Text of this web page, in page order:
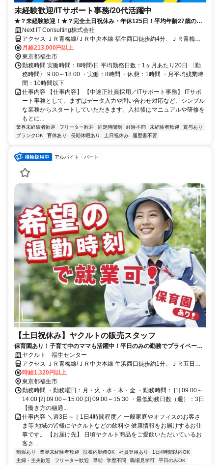
未経験歓迎/ITサポート事務/20代活躍中
★？未経験歓迎！★？完全土日祝休み・年休125日！平均年齢27歳の若
手活躍中！業界最長クラスのサポートでIT業界デビューを応援！
Next IT Consulting株式会社
アクセス ＪＲ青梅線/ＪＲ中央本線 福生西口徒歩約4分、ＪＲ青梅線/
ＪＲ中央本線 牛浜西口徒歩約10分、ＪＲ八高線 東福生西口徒歩約15
分
月給213,000円以上
東京都福生市
勤務時間 実働時間：8時間/日 平均勤務日数：1ヶ月あたり20日 〈勤
務時間〉 9:00～18:00 ・実働：8時間 ・休憩：1時間 ・月平均残業時
間：10時間以下
仕事内容 【仕事内容】 【中途正社員採用／ITサポート事務】 ITサポ
ート事務として、まずはデータ入力や問い合わせ対応など、シンプル
な業務からスタートしていただきます。入社後はマニュアルや研修を
もとに...
業界未経験者歓迎 フリーター歓迎 固定時間制 経験不問 未経験者歓迎
賞与あり
ブランクOK
育休あり 長期休暇あり 土日祝休み 履歴書不要
アルバイト・パート
【土日祝休み】ヤクルトの販売スタッフ
保育園あり！子育て中のママも活躍中！平日のみの勤務でプライベート
と両立できます◎
ヤクルト 福生センター
アクセス ＪＲ青梅線/ＪＲ中央本線 牛浜西口徒歩約1分、ＪＲ五日市
線/ＪＲ青梅線 熊川徒歩約11分、ＪＲ青梅線/ＪＲ中央本線 福生西口徒
歩約15分
時給1,320円以上
東京都福生市
勤務時間 ・勤務曜日：月・火・水・木・金 ・勤務時間： [1] 09:00～
14:00 [2] 09:00～15:00 [3] 09:00～15:30 ・最低勤務日数（週）：3日
【働き方の融通...
仕事内容 ＼週3日～｜1日4時間程度／ 一般家庭やオフィスのお客さ
ま等 地域の皆様にヤクルトなどの飲料や 健康情報をお届けするお仕
事です。 【お届け先】 日頃ヤクルト商品をご愛飲いただいているお
客さ...
制服あり 業界未経験者歓迎 扶養内勤務OK 社員登用あり
1日4時間以内OK
主婦・主夫歓迎
フリーター歓迎 早朝 学歴不問 職場見学可
平日のみOK